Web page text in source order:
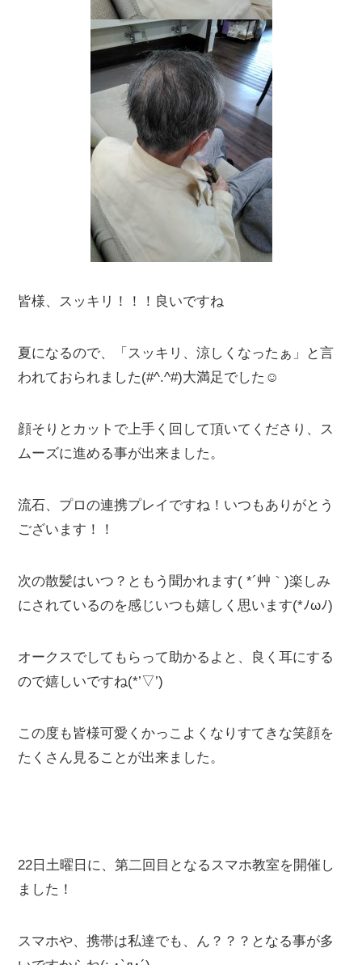
皆様、スッキリ！！！良いですね
夏になるので、「スッキリ、涼しくなったぁ」と言
われておられました(#^.^#)大満足でした☺
顔そりとカットで上手く回して頂いてくださり、ス
ムーズに進める事が出来ました。
流石、プロの連携プレイですね！いつもありがとう
ございます！！
次の散髪はいつ？ともう聞かれます( *´艸｀)楽しみ
にされているのを感じいつも嬉しく思います(*ﾉωﾉ)
オークスでしてもらって助かるよと、良く耳にする
ので嬉しいですね(*’▽’)
この度も皆様可愛くかっこよくなりすてきな笑顔を
たくさん見ることが出来ました。
22日土曜日に、第二回目となるスマホ教室を開催し
ました！
スマホや、携帯は私達でも、ん？？？となる事が多